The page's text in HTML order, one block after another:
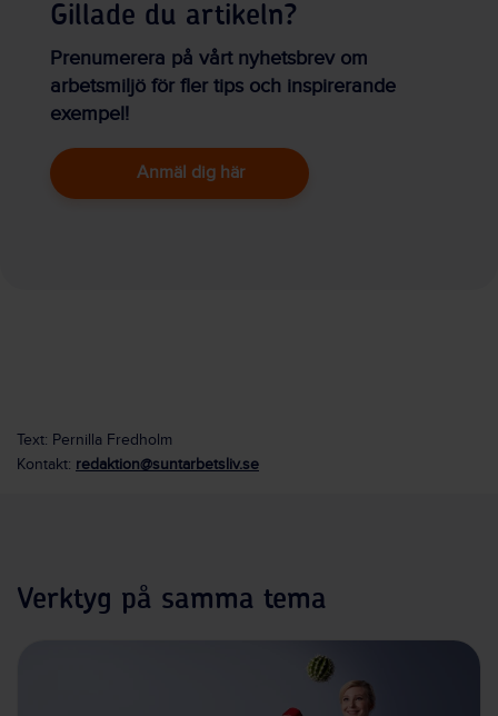
Gillade du artikeln?
Prenumerera på vårt nyhetsbrev om
arbetsmiljö för fler tips och inspirerande
exempel!
Anmäl dig här
Text: Pernilla Fredholm
Kontakt: redaktion@suntarbetsliv.se
Verktyg på samma tema